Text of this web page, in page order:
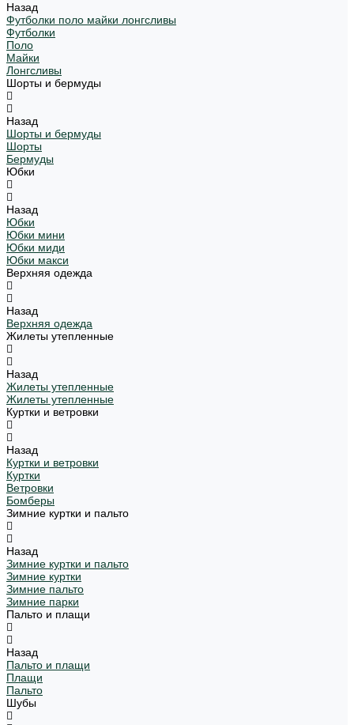
Назад
Футболки поло майки лонгсливы
Футболки
Поло
Майки
Лонгсливы
Шорты и бермуды
Назад
Шорты и бермуды
Шорты
Бермуды
Юбки
Назад
Юбки
Юбки мини
Юбки миди
Юбки макси
Верхняя одежда
Назад
Верхняя одежда
Жилеты утепленные
Назад
Жилеты утепленные
Жилеты утепленные
Куртки и ветровки
Назад
Куртки и ветровки
Куртки
Ветровки
Бомберы
Зимние куртки и пальто
Назад
Зимние куртки и пальто
Зимние куртки
Зимние пальто
Зимние парки
Пальто и плащи
Назад
Пальто и плащи
Плащи
Пальто
Шубы